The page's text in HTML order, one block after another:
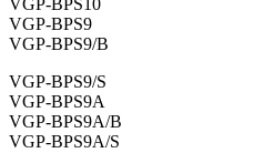
VGP-BPS10
VGP-BPS9
VGP-BPS9/B
VGP-BPS9/S
VGP-BPS9A
VGP-BPS9A/B
VGP-BPS9A/S